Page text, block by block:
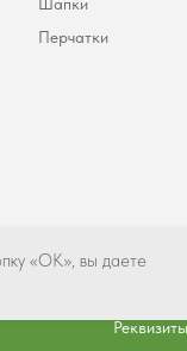
Перчатки
Реквизиты
«ОК», вы даете